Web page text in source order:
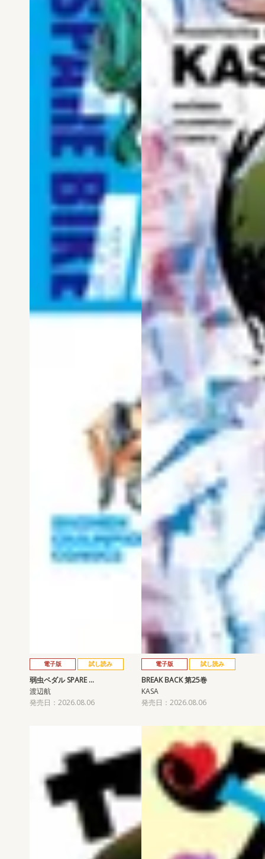
電子版 試し読み
弱虫ペダル SPARE …
渡辺航
発売日：2026.08.06
電子版 試し読み
BREAK BACK 第25巻
KASA
発売日：2026.08.06